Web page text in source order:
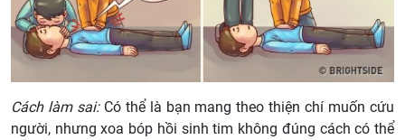
Cách làm sai: Có thể là bạn mang theo thiện chí muốn cứu
người, nhưng xoa bóp hồi sinh tim không đúng cách có thể